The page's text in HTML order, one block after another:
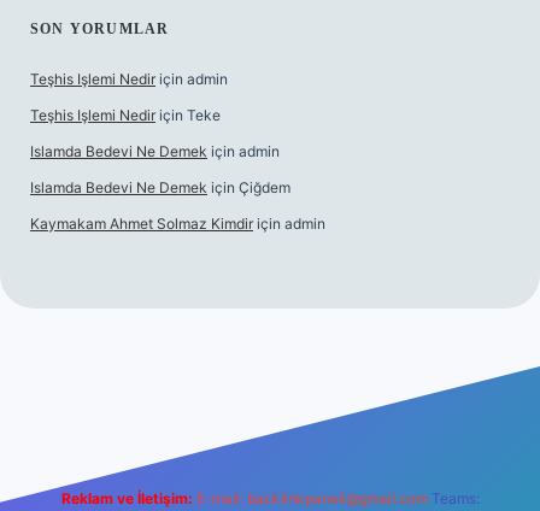
SON YORUMLAR
Teşhis Işlemi Nedir için admin
Teşhis Işlemi Nedir için Teke
Islamda Bedevi Ne Demek için admin
Islamda Bedevi Ne Demek için Çiğdem
Kaymakam Ahmet Solmaz Kimdir için admin
Reklam ve İletişim: E-mail: backlinkpaneli@gmail.com Teams: